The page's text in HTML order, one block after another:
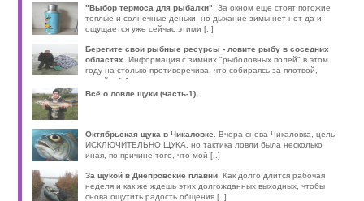
"Выбор термоса для рыбалки". За окном еще стоят погожие
теплые и солнечные деньки, но дыхание зимы нет-нет да и
ощущается уже сейчас этими [..]
Берегите свои рыбные ресурсы - ловите рыбу в соседних
областях
. Информация с зимних "рыболовных полей" в этом
году на столько противоречива, что собираясь за плотвой,
волей-н [..]
Всё о ловле щуки (часть-1)
Октябрьская щука в Чикаловке. Вчера снова Чикаловка, цель
ИСКЛЮЧИТЕЛЬНО ЩУКА, но тактика ловли была несколько
иная, по причине того, что мой [..]
За щукой в Днепровские плавни . Как долго длится рабочая
неделя и как же ждешь этих долгожданных выходных, чтобы
снова ощутить радость общения [..]